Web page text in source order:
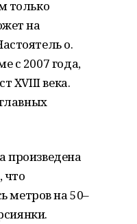
только
на
о.
с 2007 года,
XVIII века.
произведена
что
метров на 50–